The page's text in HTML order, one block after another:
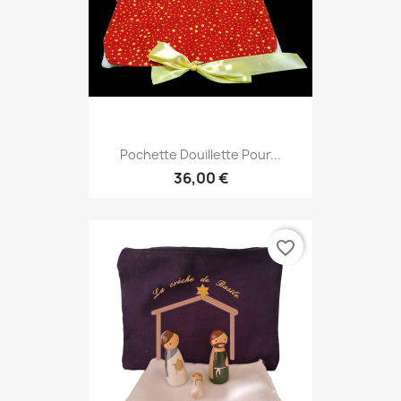
Pochette Douillette Pour...
36,00 €
favorite_border